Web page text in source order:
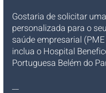
Gostaria de solicitar
personalizada para o
saúde empresarial (PME
inclua o Hospital
Portuguesa Belém do
__